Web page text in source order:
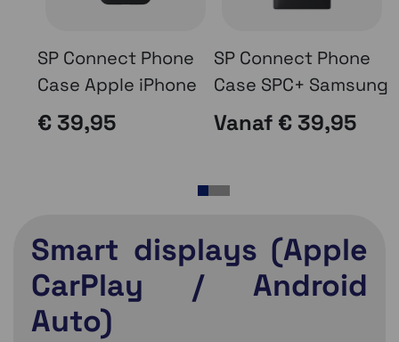
SP Connect Phone
Case Apple iPhone
€ 39,95
SP Connect Phone
Case SPC+ Samsung
Vanaf € 39,95
1 23
Smart displays (Apple
CarPlay / Android
Auto)